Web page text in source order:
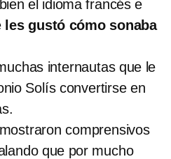
el idioma francés e
les gustó cómo sonaba
internautas que le
Solís convertirse en
comprensivos
que por mucho